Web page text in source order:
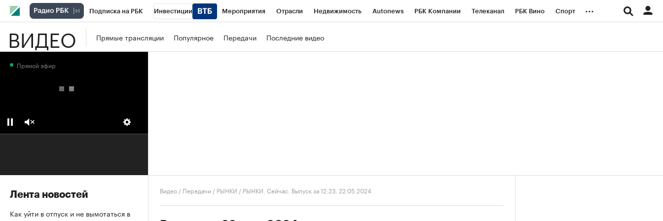
Подписка на РБК Инвестиции Мероприятия Отрасли Недвижимость Autonews РБК Компании Телеканал РБК Вино Спорт ...
ВИДЕО Прямые трансляции Популярное Передачи Последние видео
Видео / Передачи / РЫНКИ / РЫНКИ. Сейчас. Выпуск за 12:23, 22.05.2024
Прямой эфир
Лента новостей
Как уйти в отпуск и не вымотаться в